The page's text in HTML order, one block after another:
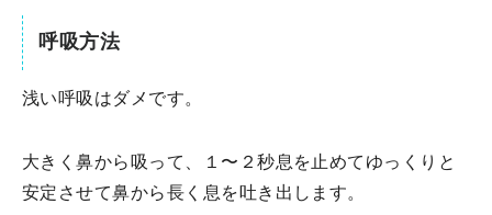
呼吸方法
浅い呼吸はダメです。
大きく鼻から吸って、１〜２秒息を止めてゆっくりと
安定させて鼻から長く息を吐き出します。